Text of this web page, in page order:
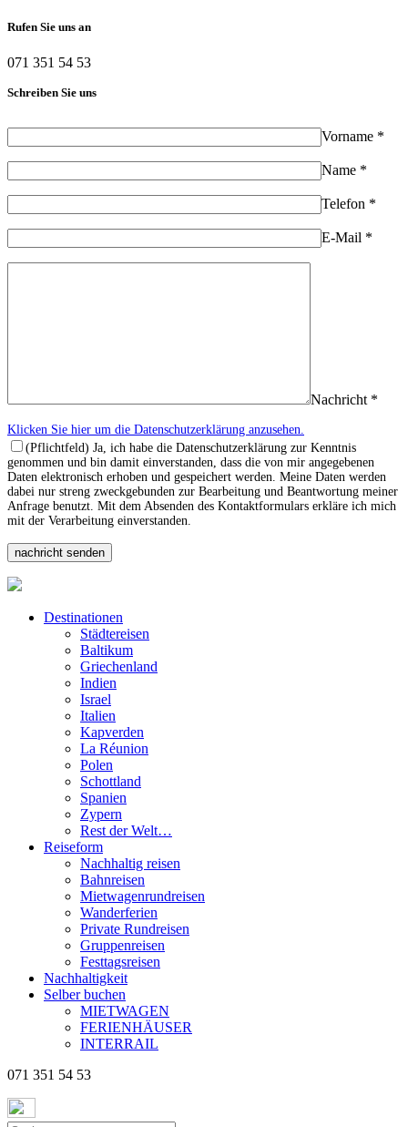
Rufen Sie uns an
071 351 54 53
Schreiben Sie uns
Vorname *
Name *
Telefon *
E-Mail *
Nachricht *
Klicken Sie hier um die Datenschutzerklärung anzusehen.
(Pflichtfeld) Ja, ich habe die Datenschutzerklärung zur Kenntnis
genommen und bin damit einverstanden, dass die von mir angegebenen
Daten elektronisch erhoben und gespeichert werden. Meine Daten werden
dabei nur streng zweckgebunden zur Bearbeitung und Beantwortung meiner
Anfrage benutzt. Mit dem Absenden des Kontaktformulars erkläre ich mich
mit der Verarbeitung einverstanden.
Destinationen
Städtereisen
Baltikum
Griechenland
Indien
Israel
Italien
Kapverden
La Réunion
Polen
Schottland
Spanien
Zypern
Rest der Welt…
Reiseform
Nachhaltig reisen
Bahnreisen
Mietwagenrundreisen
Wanderferien
Private Rundreisen
Gruppenreisen
Festtagsreisen
Nachhaltigkeit
Selber buchen
MIETWAGEN
FERIENHÄUSER
INTERRAIL
071 351 54 53